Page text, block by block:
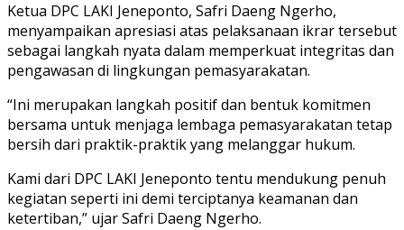
Ketua DPC LAKI Jeneponto, Safri Daeng Ngerho,
menyampaikan apresiasi atas pelaksanaan ikrar tersebut
sebagai langkah nyata dalam memperkuat integritas dan
pengawasan di lingkungan pemasyarakatan.
“Ini merupakan langkah positif dan bentuk komitmen
bersama untuk menjaga lembaga pemasyarakatan tetap
bersih dari praktik-praktik yang melanggar hukum.
Kami dari DPC LAKI Jeneponto tentu mendukung penuh
kegiatan seperti ini demi terciptanya keamanan dan
ketertiban,” ujar Safri Daeng Ngerho.